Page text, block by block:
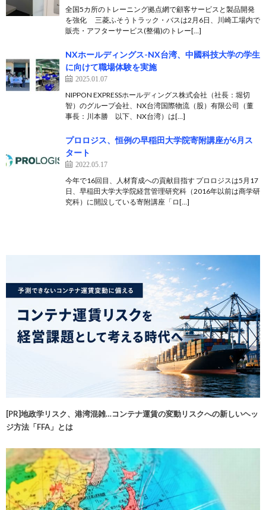
全国5カ所のトレーニング拠点網で顧客サービスと製品開発
を強化 三菱ふそうトラック・バスは2月6日、川崎工場内で
販売・アフターサービス(整備)のトレー[…]
NXホールディングス-NX台湾、中國科技大学の学生
に向けて職場体験を実施
2025.01.07
NIPPON EXPRESSホールディングス株式会社（社長：堀切
智）のグループ会社、NX台湾国際物流（股）有限公司（董
事長：川本勝 以下、NX台湾）は[…]
プロロジス、恒例の早稲田大学院寄附講座が6月ス
タート
2022.05.17
今年で16回目、人材育成への貢献目指す プロロジスは5月17
日、早稲田大学大学院経営管理研究科（2016年以前は商学研
究科）に開設している寄附講座「ロ[…]
[PR]地政学リスク、港湾混雑…コンテナ運賃の変動リスクへの新しいヘッ
ジ方法「FFA」とは